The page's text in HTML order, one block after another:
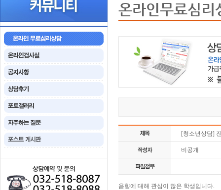
온라인무료심리
[청소년상담]
비공개
음향에 대해 관심이 많은 학생입니다.